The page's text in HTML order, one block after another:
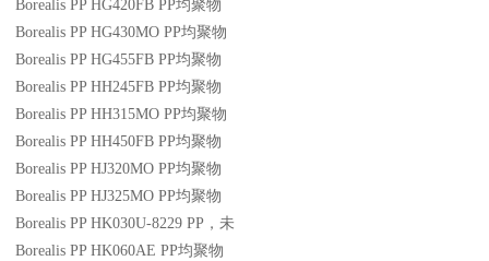
Borealis PP HG420FB PP均聚物
Borealis PP HG430MO PP均聚物
Borealis PP HG455FB PP均聚物
Borealis PP HH245FB PP均聚物
Borealis PP HH315MO PP均聚物
Borealis PP HH450FB PP均聚物
Borealis PP HJ320MO PP均聚物
Borealis PP HJ325MO PP均聚物
Borealis PP HK030U-8229 PP ，未
Borealis PP HK060AE PP均聚物